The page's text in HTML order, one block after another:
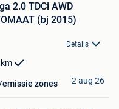
2.0 TDCi AWD
(bj 2015)
Details
km
zones 2 aug 26